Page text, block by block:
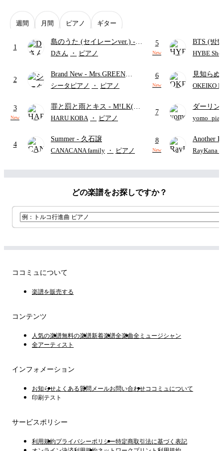
週間 月間 ピアノ ギター
1
島のうた (セイレーンver.) -
セイレーン(CV.鈴木みのり)
ード・ペダル付き/『映画ちい
かわ 人魚の島のひみつ』よ
Dさん ・ ピアノ
2
Brand New - Mrs.GREEN
APPLE
シータピアノ ・ ピアノ
3
New
罪と罰と雨とキス - M!LK(佐
野勇斗&吉田仁人)
HARU KOBA ・ ピアノ
4
Summer - 久石譲
CANACANA family ・ ピアノ
5
New
BTS (방
HYBE
6
New
見知ら
ャツが乾
OKEIKO
7
ダーリン
APPLE (
8
New
Another
Hurwitz
RayKana
どの楽譜をお探しですか？
ココミュについて
楽譜を販売する
コンテンツ
人気の楽譜無料の楽譜新着楽譜全楽曲全ミュージシャン
全アーティスト
インフォメーション
お知らせよくある質問 メールお問い合わせココミュについて
印刷テスト
サービスポリシー
利用規約プライバシーポリシー特定商取引法に基づく表記